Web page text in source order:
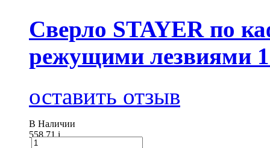
Сверло STAYER по
режущими лезвиями
оставить отзыв
В Наличии
558.71i